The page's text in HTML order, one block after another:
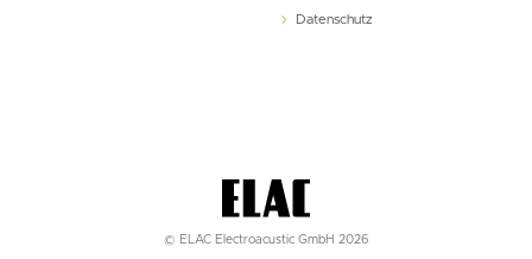
Datenschutz
© ELAC Electroacustic GmbH 2026